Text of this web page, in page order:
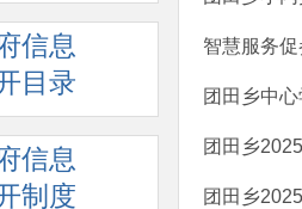
信息
目录
信息
制度
智慧服务
团田乡中
团田乡
团田乡